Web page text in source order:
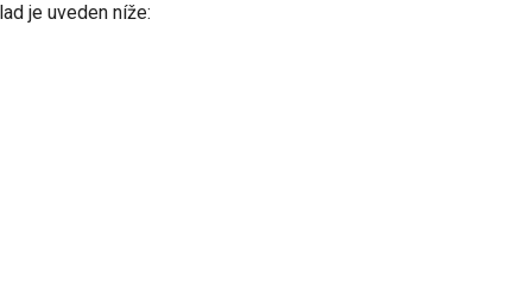
je uveden níže: